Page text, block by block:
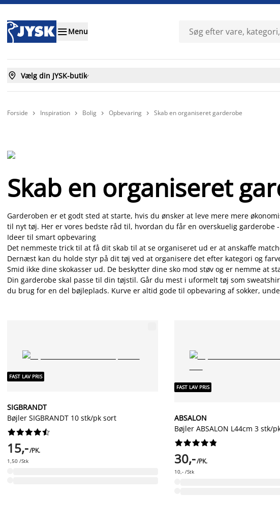
Menu
 Vælg din JYSK-butik
Forside  Inspiration  Bolig  Opbevaring  Skab en organiseret garderobe
Skab en organiseret
Garderoben er et godt sted at starte, hvis du ønsker at leve mere mere
til nyt tøj. Her er vores bedste råd til, hvordan du får en overskuelig garderobe
Ideer til smart opbevaring
Det nemmeste trick til at få dit skab til at se organiseret ud er at anskaffe
Dernæst kan du holde styr på dit tøj ved at organisere det efter kategori og
Smid ikke dine skokasser ud. De beskytter dine sko mod støv og er nemme at
Din garderobe skal passe til din tøjstil. Går du mest i uformelt tøj som
du brug for en del bøjleplads. Kurve er altid gode til opbevaring af sokker,
FAST LAV PRIS
SIGBRANDT
Bøjler SIGBRANDT 10 stk/pk sort






15,-/PK.
1,50 /Stk
FAST LAV PRIS
ABSALON
Bøjler ABSALON L44cm 3 stk/






30,-/PK.
10,- /Stk